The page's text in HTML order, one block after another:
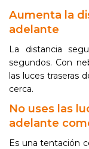
Aumenta la
adelante
La distancia
segundos. Con
las luces traseras
cerca.
No uses las
adelante
Es una tentación